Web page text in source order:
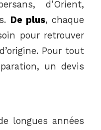
d’Orient,
De plus, chaque
pour retrouver
Pour tout
un devis
longues années